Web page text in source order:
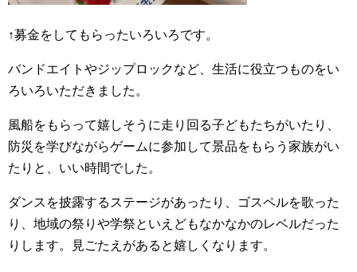
↑募金をしてもらったいろいろです。
バンドエイトやジップロックなど、生活に役立つものをい
ろいろいただきました。
風船をもらって嬉しそうに走り回る子どもたちがいたり、
防災を学びながらゲームに参加して景品をもらう家族がい
たりと、いい時間でした。
ダンスを披露するステージがあったり、ゴスペルを歌った
り、地域の祭りや学祭といえどもなかなかのレベルだった
りします。見ごたえがあると嬉しくなります。